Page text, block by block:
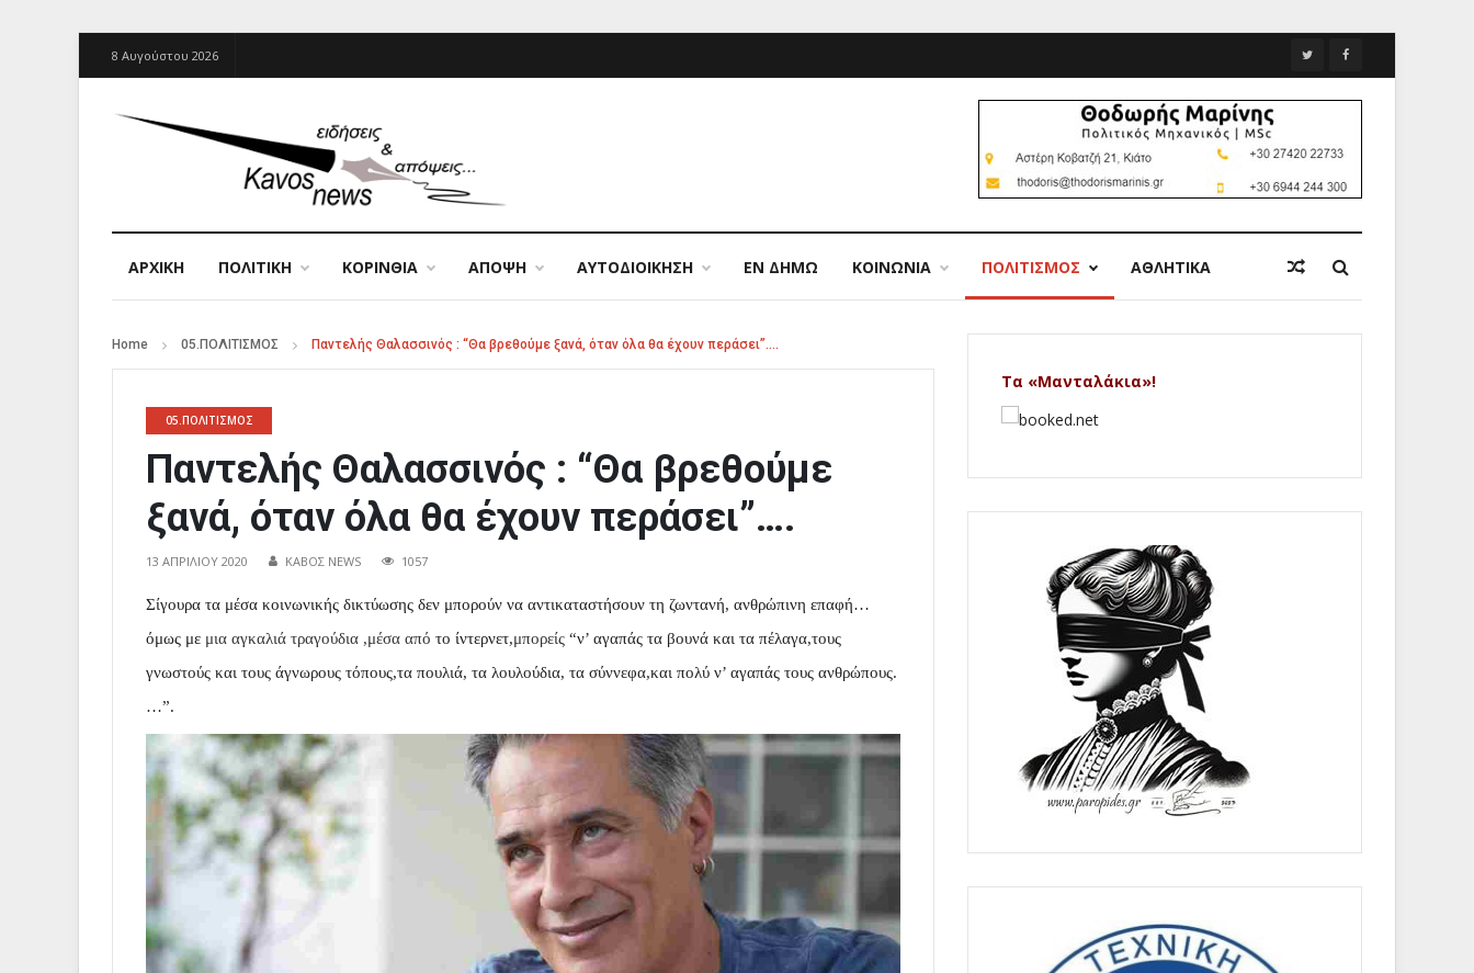
8 Αυγούστου 2026
ΑΡΧΙΚΉ ΠΟΛΙΤΙΚΗ ΚΟΡΙΝΘΙΑ ΑΠΟΨΗ ΑΥΤΟΔΙΟΙΚΗΣΗ ΕΝ ΔΗΜΩ ΚΟΙΝΩΝΙΑ ΠΟΛΙΤΙΣΜΟΣ ΑΘΛΗΤΙΚΑ
Home 05.ΠΟΛΙΤΙΣΜΟΣ Παντελής Θαλασσινός : “Θα βρεθούμε ξανά, όταν όλα θα έχουν περάσει”….
05.ΠΟΛΙΤΙΣΜΟΣ
Παντελής Θαλασσινός : “Θα βρεθούμε
ξανά, όταν όλα θα έχουν περάσει”….
13 ΑΠΡΙΛΊΟΥ 2020 ΚΑΒΟΣ NEWS 1057
Σίγουρα τα μέσα κοινωνικής δικτύωσης δεν μπορούν να αντικαταστήσουν τη ζωντανή, ανθρώπινη επαφή…
όμως με μια αγκαλιά τραγούδια ,μέσα από το ίντερνετ,μπορείς “ν’ αγαπάς τα βουνά και τα πέλαγα,τους
γνωστούς και τους άγνωρους τόπους,τα πουλιά, τα λουλούδια, τα σύννεφα,και πολύ ν’ αγαπάς τους ανθρώπους.
…”.
Τα «Μανταλάκια»!